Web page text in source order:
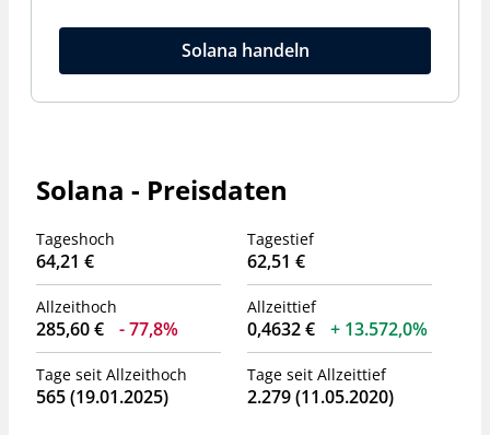
Solana handeln
Solana - Preisdaten
Tageshoch
64,21 €
Allzeithoch
285,60 € 77,8%
Tage seit Allzeithoch
565 (19.01.2025)
Tagestief
62,51 €
Allzeittief
0,4632 € 13.572,0%
Tage seit Allzeittief
2.279 (11.05.2020)